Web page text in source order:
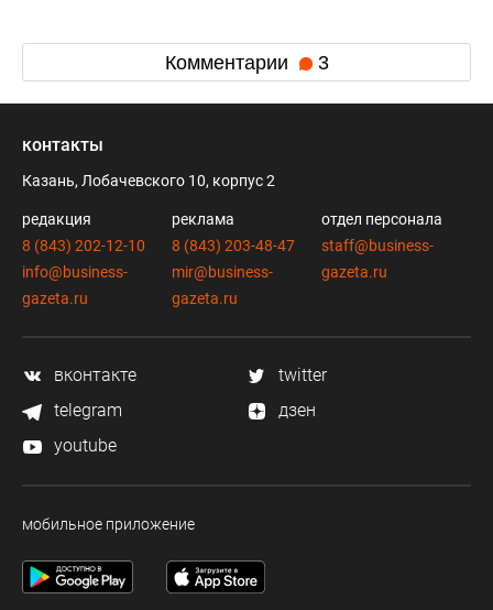
Комментарии 3
контакты
Казань, Лобачевского 10, корпус 2
редакция
8 (843) 202-12-10
info@business-
gazeta.ru
реклама
8 (843) 203-48-47
mir@business-
gazeta.ru
отдел персонала
staff@business-
gazeta.ru
вконтакте
twitter
telegram
дзен
youtube
мобильное приложение